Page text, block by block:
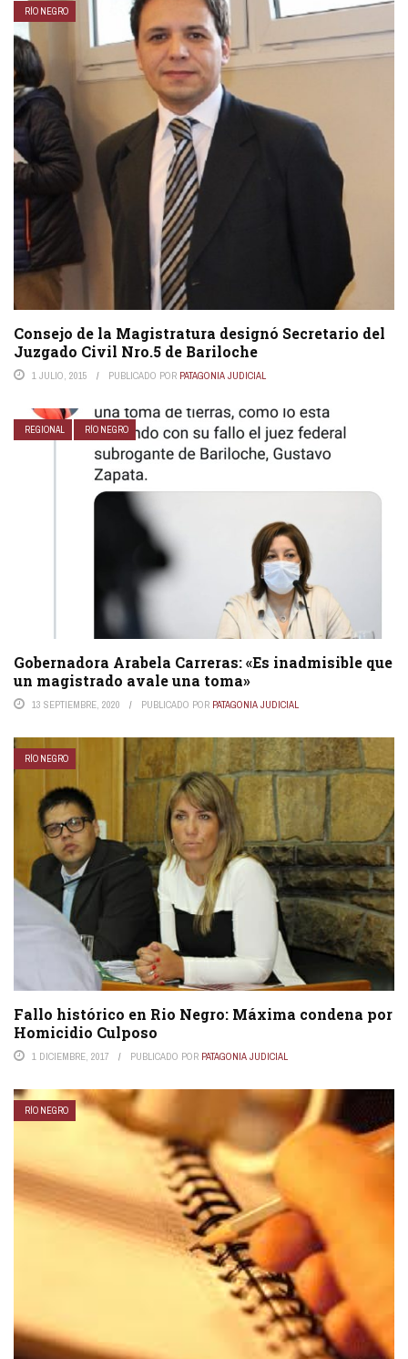
RÍO NEGRO
Consejo de la Magistratura designó Secretario del
Juzgado Civil Nro.5 de Bariloche
1 JULIO, 2015 PUBLICADO POR PATAGONIA JUDICIAL
REGIONAL RÍO NEGRO
Gobernadora Arabela Carreras: «Es inadmisible que
un magistrado avale una toma»
13 SEPTIEMBRE, 2020 PUBLICADO POR PATAGONIA JUDICIAL
RÍO NEGRO
Fallo histórico en Rio Negro: Máxima condena por
Homicidio Culposo
1 DICIEMBRE, 2017 PUBLICADO POR PATAGONIA JUDICIAL
RÍO NEGRO